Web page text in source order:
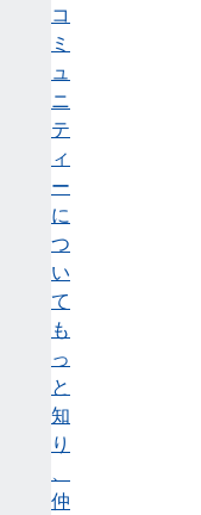
コ
ミ
ュ
ニ
テ
ィ
ー
に
つ
い
て
も
っ
と
知
り
、
仲